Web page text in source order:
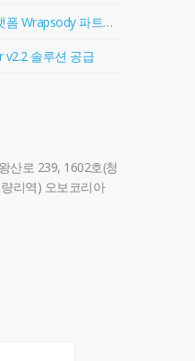
파수닷컴 전사 문서 플랫폼 Wrapsody 파트너 계약 체결
v2.2 솔루션 공급
산로 239, 1602호(청
리역) 오보코리아